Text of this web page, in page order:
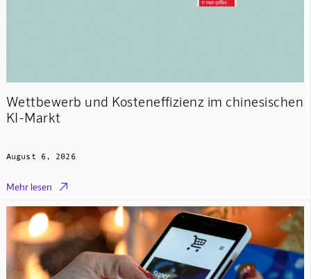
Wettbewerb und Kosteneffizienz im chinesischen
KI-Markt
August 6, 2026
Mehr lesen 